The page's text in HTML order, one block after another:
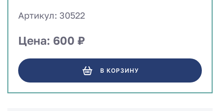
Артикул: 30522
Цена: 600 ₽
В КОРЗИНУ